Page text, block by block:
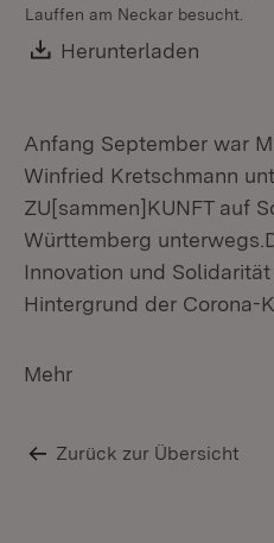
Lauffen am Neckar besucht.
Download:
Herunterladen
Anfang September war
Winfried Kretschmann
ZU[sammen]KUNFT auf
Württemberg
Innovation und
Hintergrund der Corona-
Mehr
Zurück zur Übersicht